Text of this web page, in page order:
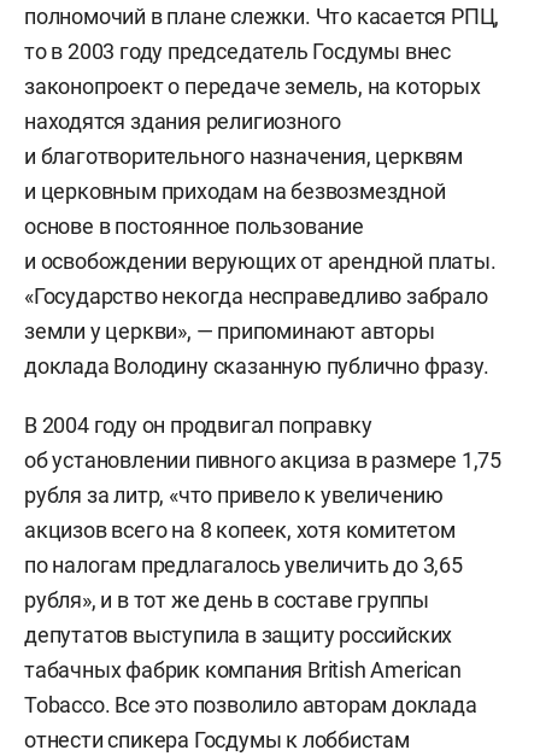
полномочий в плане слежки. Что касается РПЦ,
то в 2003 году председатель Госдумы внес
законопроект о передаче земель, на которых
находятся здания религиозного
и благотворительного назначения, церквям
и церковным приходам на безвозмездной
основе в постоянное пользование
и освобождении верующих от арендной платы.
«Государство некогда несправедливо забрало
земли у церкви», — припоминают авторы
доклада Володину сказанную публично фразу.
В 2004 году он продвигал поправку
об установлении пивного акциза в размере 1,75
рубля за литр, «что привело к увеличению
акцизов всего на 8 копеек, хотя комитетом
по налогам предлагалось увеличить до 3,65
рубля», и в тот же день в составе группы
депутатов выступила в защиту российских
табачных фабрик компания British American
Tobacco. Все это позволило авторам доклада
отнести спикера Госдумы к лоббистам